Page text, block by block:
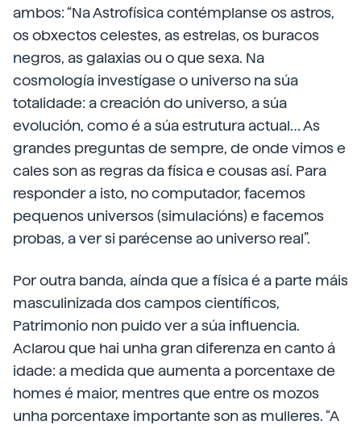
ambos: “Na Astrofísica contémplanse os astros,
os obxectos celestes, as estrelas, os buracos
negros, as galaxias ou o que sexa. Na
cosmología investígase o universo na súa
totalidade: a creación do universo, a súa
evolución, como é a súa estrutura actual… As
grandes preguntas de sempre, de onde vimos e
cales son as regras da física e cousas así. Para
responder a isto, no computador, facemos
pequenos universos (simulacións) e facemos
probas, a ver si parécense ao universo real”.
Por outra banda, aínda que a física é a parte máis
masculinizada dos campos científicos,
Patrimonio non puido ver a súa influencia.
Aclarou que hai unha gran diferenza en canto á
idade: a medida que aumenta a porcentaxe de
homes é maior, mentres que entre os mozos
unha porcentaxe importante son as mulleres. “A